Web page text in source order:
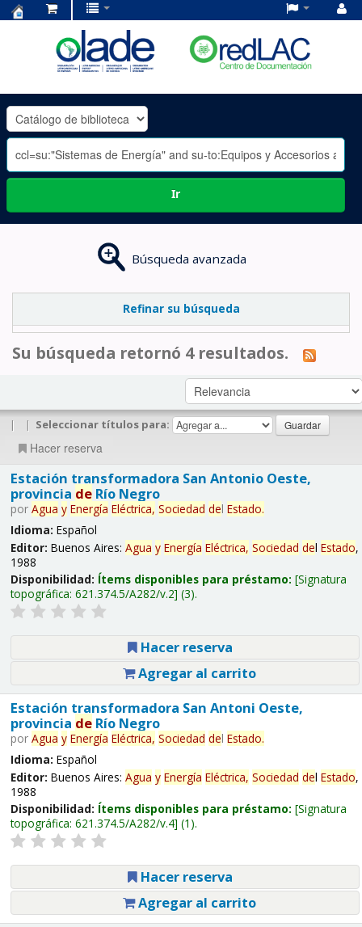
OLADE
-
Ir
Búsqueda avanzada
Refinar su búsqueda
Su búsqueda retornó 4 resultados.
| | Seleccionar títulos para:
Hacer reserva
Estación transformadora San Antonio Oeste,
provincia deRío Negro
por Agua y Energía Eléctrica, Sociedad del Estado.
Idioma: Español
Editor: Buenos Aires: Agua y Energía Eléctrica, Sociedad del Estado,
1988
Disponibilidad: Ítems disponibles para préstamo: Signatura
topográfica: 621.374.5/A282/v.2 (3).
Hacer reserva
Agregar al carrito
Estación transformadora San Antoni Oeste,
provincia deRío Negro
por Agua y Energía Eléctrica, Sociedad del Estado.
Idioma: Español
Editor: Buenos Aires: Agua y Energía Eléctrica, Sociedad del Estado,
1988
Disponibilidad: Ítems disponibles para préstamo: Signatura
topográfica: 621.374.5/A282/v.4 (1).
Hacer reserva
Agregar al carrito